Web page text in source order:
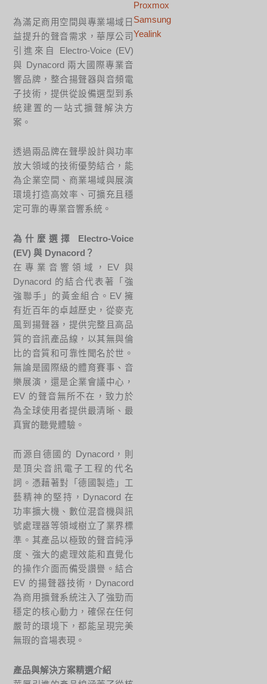
為滿足商用空間與專業場域日
益提升的聲音需求，華厚公司
引進來自 Electro-Voice (EV)
與 Dynacord 兩大國際專業音
響品牌，整合揚聲器與音頻電
子技術，提供從設備選型到系
統建置的一站式擴聲解決方
案。
透過兩品牌在聲學設計與功率
放大領域的技術優勢結合，能
為企業空間、商業場域與展演
環境打造高效率、可擴充且穩
定可靠的專業音響系統。
為什麼選擇 Electro-Voice
(EV) 與 Dynacord？
在專業音響領域，EV 與
Dynacord 的結合代表著「強
強聯手」的黃金組合。EV 擁
有近百年的卓越歷史，從麥克
風到揚聲器，提供完整且高品
質的音訊產品線，以其無與倫
比的音質和可靠性聞名於世。
無論是國際級的體育賽事、音
樂展演，還是企業會議中心，
EV 的聲音無所不在，致力於
為全球使用者提供最清晰、最
真實的聽覺體驗。
而源自德國的 Dynacord，則
是頂尖音訊電子工程的代名
詞。憑藉著對「德國製造」工
藝精神的堅持，Dynacord 在
功率擴大機、數位混音機與訊
號處理器等領域樹立了業界標
準。其產品以極致的聲音純淨
度、強大的處理效能和直覺化
的操作介面而備受讚譽。結合
EV 的揚聲器技術，Dynacord
為商用擴聲系統注入了強勁而
穩定的核心動力，確保在任何
嚴苛的環境下，都能呈現完美
無瑕的音場表現。
產品與解決方案精選介紹
Proxmox
Samsung
Yealink